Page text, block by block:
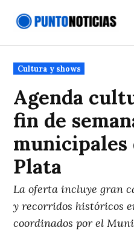
Publicado
en
Cultura y shows
Agenda
fin de
municipales
Plata
La oferta incluye gran
y recorridos históricos
coordinados por el